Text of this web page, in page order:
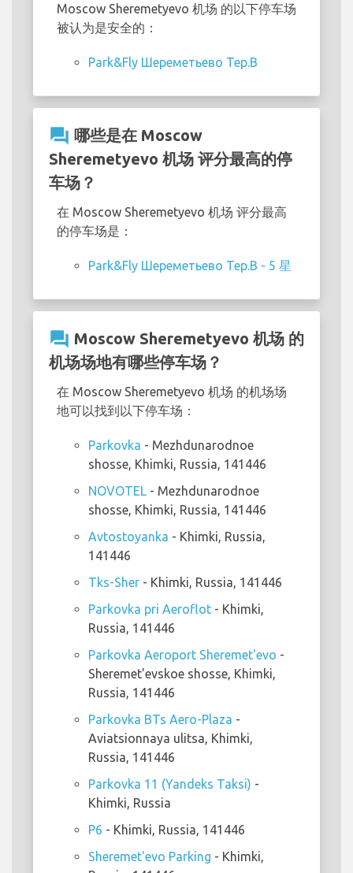
Moscow Sheremetyevo 机场 的以下停车场
被认为是安全的：
Park&Fly Шереметьево Тер.В
question_answer 哪些是在 Moscow
Sheremetyevo 机场 评分最高的停
车场？
在 Moscow Sheremetyevo 机场 评分最高
的停车场是：
Park&Fly Шереметьево Тер.В - 5 星
question_answer Moscow Sheremetyevo 机场 的
机场场地有哪些停车场？
在 Moscow Sheremetyevo 机场 的机场场
地可以找到以下停车场：
Parkovka - Mezhdunarodnoe
shosse, Khimki, Russia, 141446
NOVOTEL - Mezhdunarodnoe
shosse, Khimki, Russia, 141446
Avtostoyanka - Khimki, Russia,
141446
Tks-Sher - Khimki, Russia, 141446
Parkovka pri Aeroflot - Khimki,
Russia, 141446
Parkovka Aeroport Sheremet'evo -
Sheremet'evskoe shosse, Khimki,
Russia, 141446
Parkovka BTs Aero-Plaza -
Aviatsionnaya ulitsa, Khimki,
Russia, 141446
Parkovka 11 (Yandeks Taksi) -
Khimki, Russia
P6 - Khimki, Russia, 141446
Sheremet'evo Parking - Khimki,